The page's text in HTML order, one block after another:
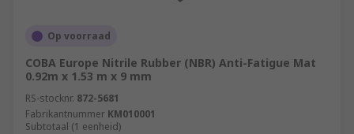
Op voorraad
COBA Europe Nitrile Rubber (NBR) Anti-Fatigue Mat
0.92m x 1.53 m x 9 mm
RS-stocknr. 872-5681
Fabrikantnummer KM010001
Subtotaal (1 eenheid)